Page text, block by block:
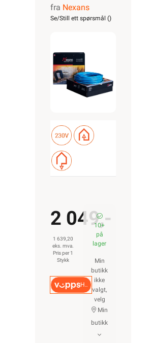
Nordic
fra Nexans
Se/Still ett spørsmål ()
2 049,-
1 639,20
eks. mva.
Pris per 1
Stykk
Hurtigkasse
10+
på
lager
Min
butikk
ikke
valgt,
velg
Min
butikk